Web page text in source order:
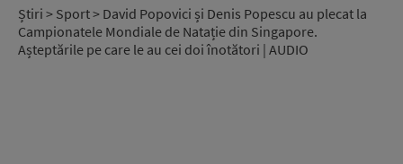
Știri > Sport> David Popovici și Denis Popescu au plecat la
Campionatele Mondiale de Natație din Singapore.
Așteptările pe care le au cei doi înotători | AUDIO
RADIO
CONCURSURI